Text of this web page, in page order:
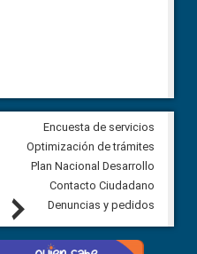
Veeduría para vigilar los
derivados de la Audiencia
entre el GAD de Ibarra y la
comunidad Urbina, parroquia
Carolina
5 agosto, 2026
Next
Encuesta de servicios
Optimización de trámites
Plan Nacional Desarrollo
Contacto Ciudadano
Denuncias y pedidos